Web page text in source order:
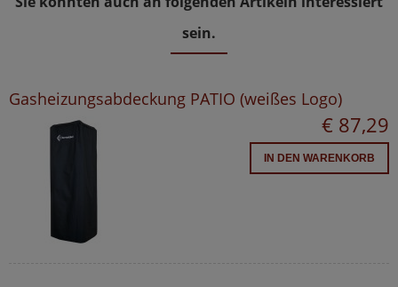
sein.
Gasheizungsabdeckung PATIO (weißes Logo)
€ 87,29
IN DEN WARENKORB